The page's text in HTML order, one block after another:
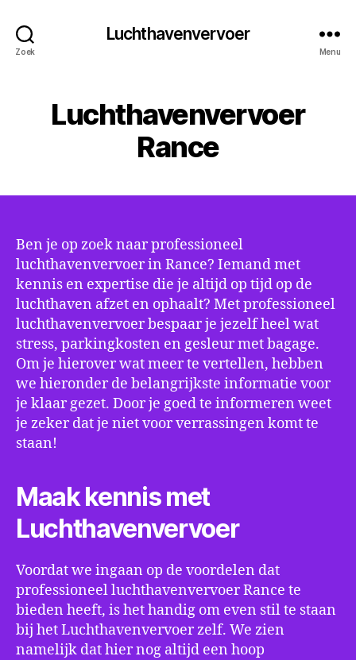
Zoek
Luchthavenvervoer
Menu
Luchthavenvervoer
Rance
Ben je op zoek naar professioneel
luchthavenvervoer in Rance? Iemand met
kennis en expertise die je altijd op tijd op de
luchthaven afzet en ophaalt? Met professioneel
luchthavenvervoer bespaar je jezelf heel wat
stress, parkingkosten en gesleur met bagage.
Om je hierover wat meer te vertellen, hebben
we hieronder de belangrijkste informatie voor
je klaar gezet. Door je goed te informeren weet
je zeker dat je niet voor verrassingen komt te
staan!
Maak kennis met
Luchthavenvervoer
Voordat we ingaan op de voordelen dat
professioneel luchthavenvervoer Rance te
bieden heeft, is het handig om even stil te staan
bij het Luchthavenvervoer zelf. We zien
namelijk dat hier nog altijd een hoop